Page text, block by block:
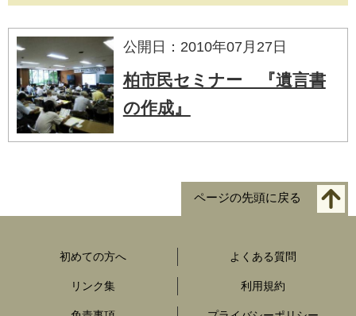
公開日：2010年07月27日
柏市民セミナー 『遺言書
の作成』
ページの先頭に戻る
初めての方へ よくある質問
リンク集 利用規約